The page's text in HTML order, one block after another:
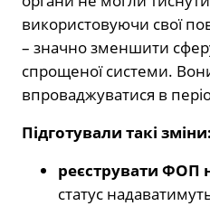
використовуючи свої
– значно зменшити
спрощеної системи.
впроваджуватися в
Підготували такі зміни:
реєструвати ФОП
статус